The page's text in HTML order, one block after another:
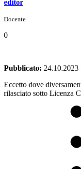
editor
Docente
0
Pubblicato: 24.10.2023
Eccetto dove
rilasciato sotto Licenza